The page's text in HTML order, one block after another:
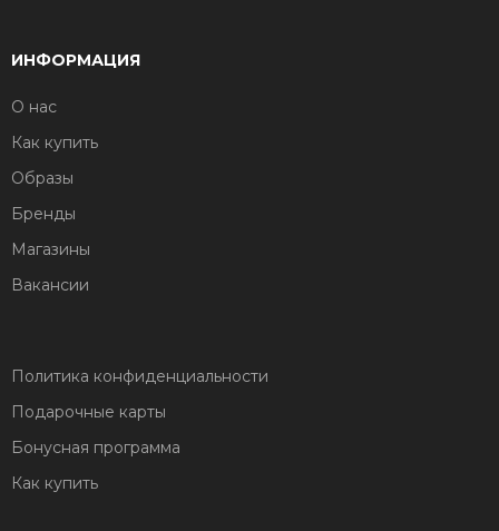
ИНФОРМАЦИЯ
О нас
Как купить
Образы
Бренды
Магазины
Вакансии
Политика конфиденциальности
Подарочные карты
Бонусная программа
Как купить